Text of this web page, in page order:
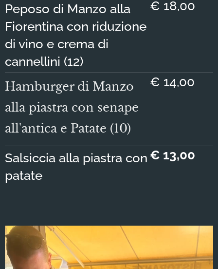
Peposo di Manzo alla
Fiorentina con riduzione
di vino e crema di
cannellini (12)
€ 18,00
Hamburger di Manzo
alla piastra con senape
all'antica e Patate (10)
€ 14,00
Salsiccia alla piastra con
patate
€ 13,00